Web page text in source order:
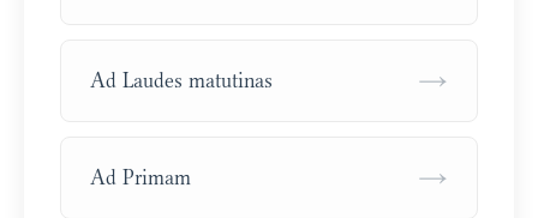
Ad Laudes matutinas →
Ad Primam →